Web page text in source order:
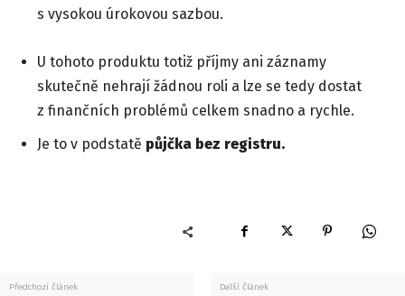
s vysokou úrokovou sazbou.
U tohoto produktu totiž příjmy ani záznamy
skutečně nehrají žádnou roli a lze se tedy dostat
z finančních problémů celkem snadno a rychle.
Je to v podstatě půjčka bez registru.
Předchozí článek Další článek